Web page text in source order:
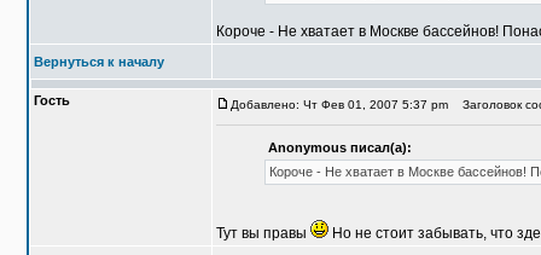
Короче - Не хватает в Москве бассейнов!
Вернуться к началу
Гость Добавлено: Чт Фев 01, 2007 5:37 pm Заголовок
Anonymous писал(а):
Короче - Не хватает в Москве бассейнов!
Тут вы правы Но не стоит забывать, что